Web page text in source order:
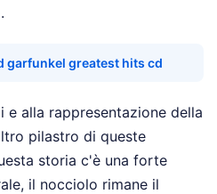
garfunkel greatest hits cd
alla rappresentazione della
pilastro di queste
storia c'è una forte
il nocciolo rimane il